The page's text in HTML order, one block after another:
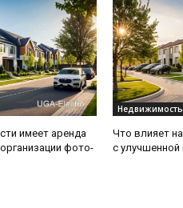
имеет аренда
фото-
Недвижимость
Что влияет
с